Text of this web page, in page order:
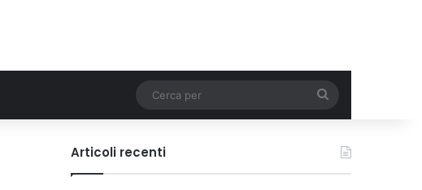
per
Articoli recenti